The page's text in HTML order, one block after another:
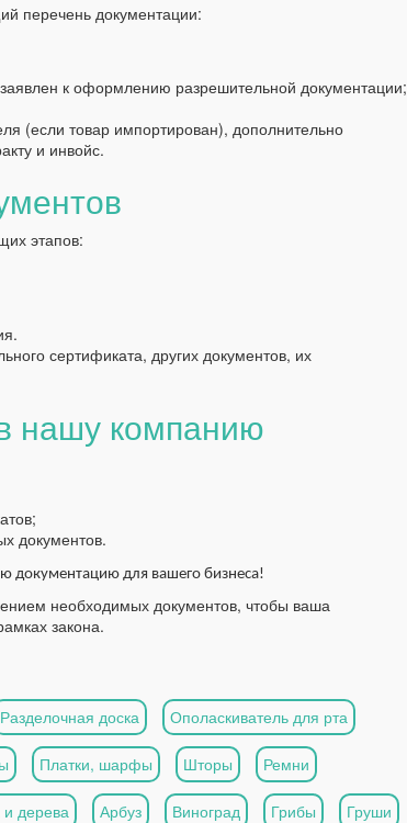
перечень документации:
к оформлению разрешительной документации;
(если товар импортирован), дополнительно
и инвойс.
этапов:
сертификата, других документов, их
нашу компанию
документов.
для вашего бизнеса!
необходимых документов, чтобы ваша
закона.
Разделочная доска Ополаскиватель для рта
Платки, шарфы Шторы Ремни
дерева Арбуз Виноград Грибы Груши